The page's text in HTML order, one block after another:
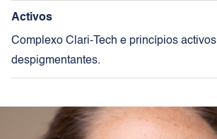
Activos
Complexo Clari-Tech e princípios activos
despigmentantes.